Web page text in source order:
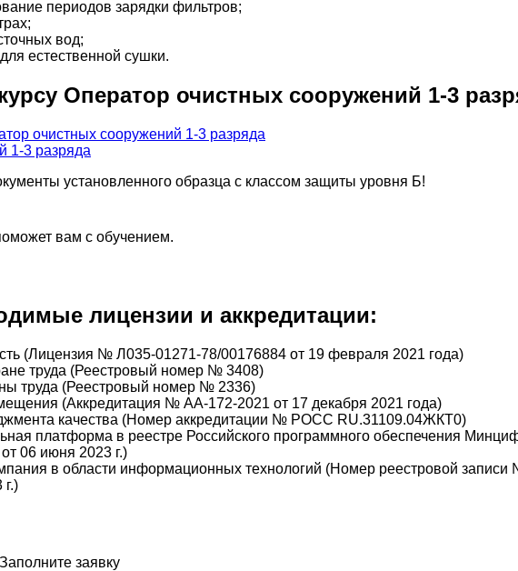
периодов зарядки фильтров;
вод;
естественной сушки.
Оператор очистных сооружений 1-3
установленного образца с классом защиты уровня Б!
вам с обучением.
лицензии и аккредитации:
(Лицензия № Л035-01271-78/00176884 от 19 февраля 2021 года)
труда (Реестровый номер № 3408)
труда (Реестровый номер № 2336)
(Аккредитация № АА-172-2021 от 17 декабря 2021 года)
качества (Номер аккредитации № РОСС RU.31109.04ЖКТ0)
платформа в реестре Российского программного обеспечения
06 июня 2023 г.)
в области информационных технологий (Номер реестровой
заявку